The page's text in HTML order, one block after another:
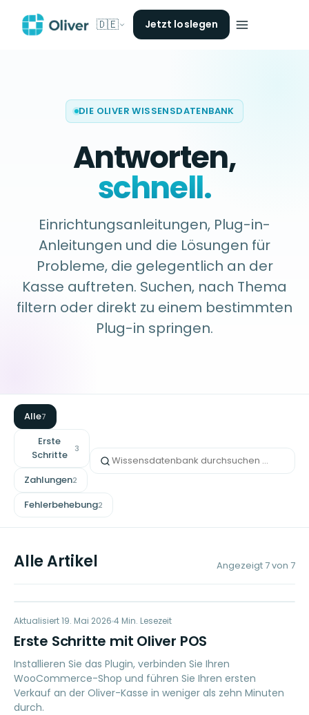
🇩🇪 Jetzt loslegen
DIE OLIVER WISSENSDATENBANK
Antworten,
schnell.
Einrichtungsanleitungen, Plug-in-
Anleitungen und die Lösungen für
Probleme, die gelegentlich an der
Kasse auftreten. Suchen, nach Thema
filtern oder direkt zu einem bestimmten
Plug-in springen.
Alle7
Erste
Schritte
3
Zahlungen2
Fehlerbehebung2
Alle Artikel Angezeigt7von 7
ES
ERSTE SCHRITTE
Aktualisiert19. Mai 2026 4 Min. Lesezeit
Erste Schritte mit Oliver POS
Installieren Sie das Plugin, verbinden Sie Ihren
WooCommerce-Shop und führen Sie Ihren ersten
Verkauf an der Oliver-Kasse in weniger als zehn Minuten
durch.